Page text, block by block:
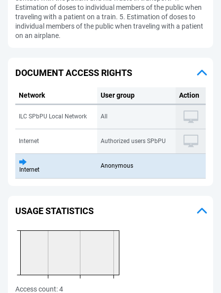
Estimation of doses to individual members of the public when
traveling with a patient on a train. 5. Estimation of doses to
individual members of the public when traveling with a patient
on an airplane.
DOCUMENT ACCESS RIGHTS
Network User group Action
ILC SPbPU Local Network All
Internet Authorized users SPbPU
Internet
Anonymous
USAGE STATISTICS
Access count:4